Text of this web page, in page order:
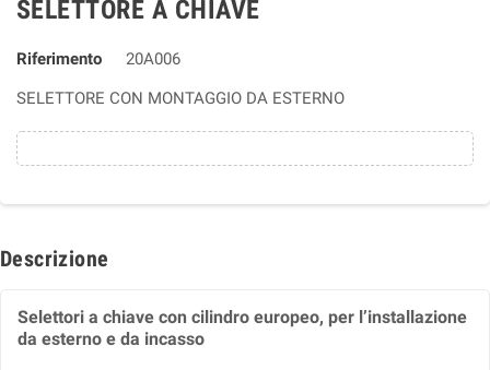
SELETTORE A CHIAVE
Riferimento
20A006
SELETTORE CON MONTAGGIO DA ESTERNO
Descrizione
Selettori a chiave con cilindro europeo, per l’installazione
da esterno e da incasso